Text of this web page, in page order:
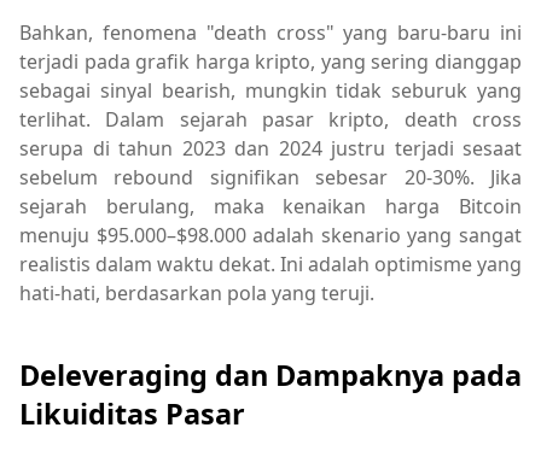
Bahkan, fenomena "death cross" yang baru-baru ini
terjadi pada grafik harga kripto, yang sering dianggap
sebagai sinyal bearish, mungkin tidak seburuk yang
terlihat. Dalam sejarah pasar kripto, death cross
serupa di tahun 2023 dan 2024 justru terjadi sesaat
sebelum rebound signifikan sebesar 20-30%. Jika
sejarah berulang, maka kenaikan harga Bitcoin
menuju $95.000–$98.000 adalah skenario yang sangat
realistis dalam waktu dekat. Ini adalah optimisme yang
hati-hati, berdasarkan pola yang teruji.
Deleveraging dan Dampaknya pada
Likuiditas Pasar